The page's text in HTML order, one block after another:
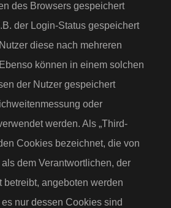
des Browsers gespeichert
der Login-Status gespeichert
diese nach mehreren
können in einem solchen
der Nutzer gespeichert
oder
werden. Als „Third-
Cookies bezeichnet, die von
dem Verantwortlichen, der
betreibt, angeboten werden
nur dessen Cookies sind